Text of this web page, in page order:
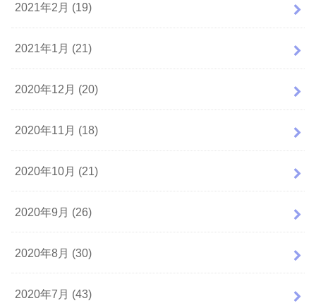
2021年2月 (19)
2021年1月 (21)
2020年12月 (20)
2020年11月 (18)
2020年10月 (21)
2020年9月 (26)
2020年8月 (30)
2020年7月 (43)